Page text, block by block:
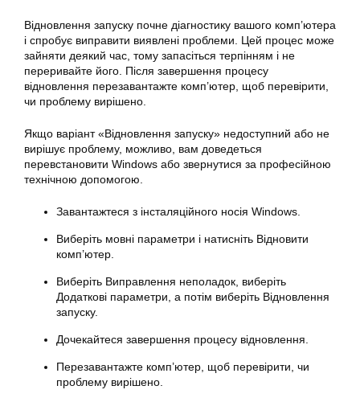
Відновлення запуску почне діагностику вашого комп’ютера
і спробує виправити виявлені проблеми. Цей процес може
зайняти деякий час, тому запасіться терпінням і не
переривайте його. Після завершення процесу
відновлення перезавантажте комп’ютер, щоб перевірити,
чи проблему вирішено.
Якщо варіант «Відновлення запуску» недоступний або не
вирішує проблему, можливо, вам доведеться
перевстановити Windows або звернутися за професійною
технічною допомогою.
Завантажтеся з інсталяційного носія Windows.
Виберіть мовні параметри і натисніть Відновити
комп’ютер.
Виберіть Виправлення неполадок, виберіть
Додаткові параметри , а потім виберіть Відновлення
запуску.
Дочекайтеся завершення процесу відновлення
Перезавантажте комп’ютер, щоб перевірити, чи
проблему вирішено.